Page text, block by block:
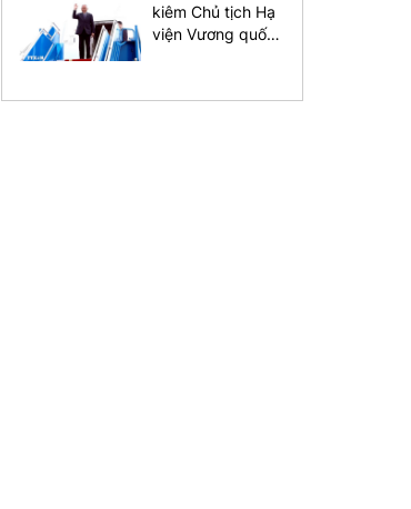
kiêm Chủ tịch Hạ
viện Vương quốc
Việt Nam